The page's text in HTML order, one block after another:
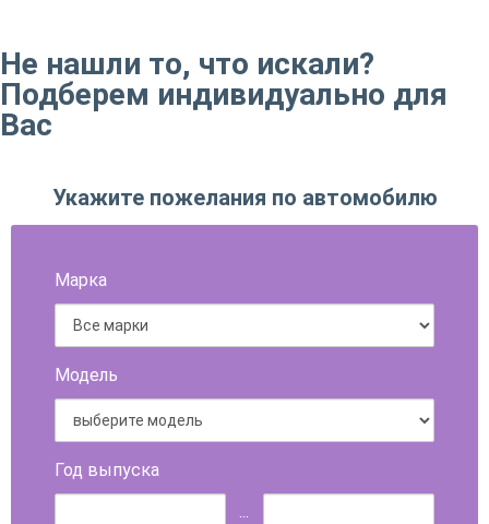
Не нашли то, что искали?
Подберем индивидуально для
Вас
Укажите пожелания по автомобилю
Марка
Модель
Год выпуска
...